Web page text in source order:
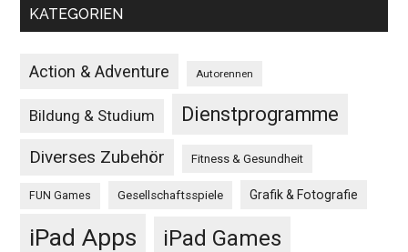
KATEGORIEN
Action & Adventure Autorennen
Bildung & Studium Dienstprogramme
Diverses Zubehör Fitness & Gesundheit
FUN Games Gesellschaftsspiele Grafik & Fotografie
iPad Apps iPad Games